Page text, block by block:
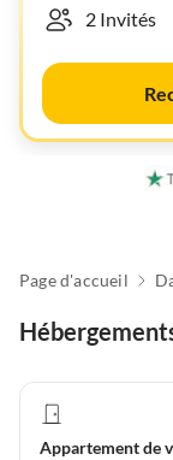
Page d'accueil